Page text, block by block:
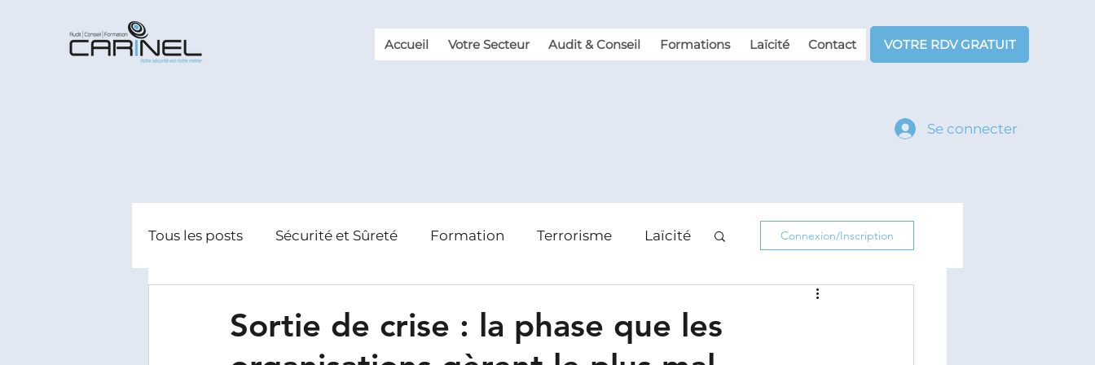
Accueil Votre Secteur Audit & Conseil Formations Laïcité Contact VOTRE RDV GRATUIT
Se connecter
Tous les posts Sécurité et Sûreté Formation Terrorisme Laïcité Connexion/Inscription
Sortie de crise : la phase que les